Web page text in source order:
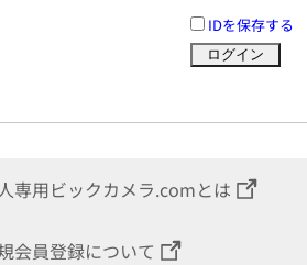
IDを保存する
専用ビックカメラ.comとは
会員登録について